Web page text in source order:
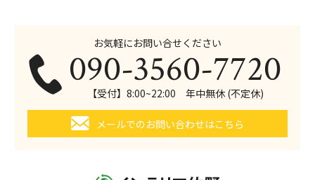
お気軽にお問い合せください
090-3560-7720
【受付】8:00~22:00 年中無休 (不定休)
メールでのお問い合わせはこちら